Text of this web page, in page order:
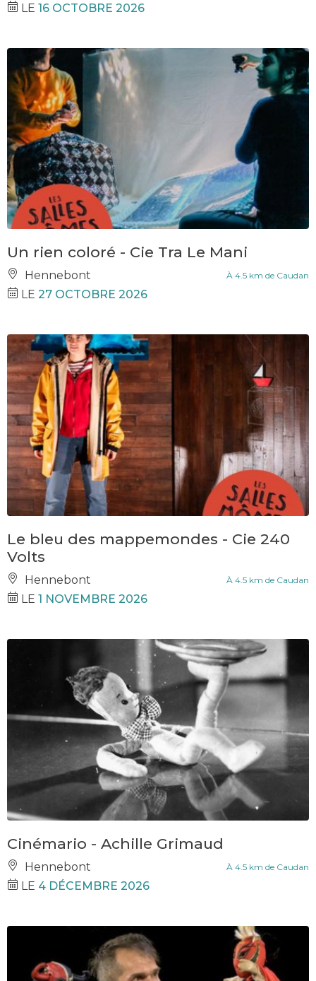
LE 16 OCTOBRE 2026
Un rien coloré - Cie Tra Le Mani
Hennebont À 4.5 km de Caudan
LE 27 OCTOBRE 2026
Le bleu des mappemondes - Cie 240
Volts
Hennebont À 4.5 km de Caudan
LE 1 NOVEMBRE 2026
Cinémario - Achille Grimaud
Hennebont À 4.5 km de Caudan
LE 4 DÉCEMBRE 2026